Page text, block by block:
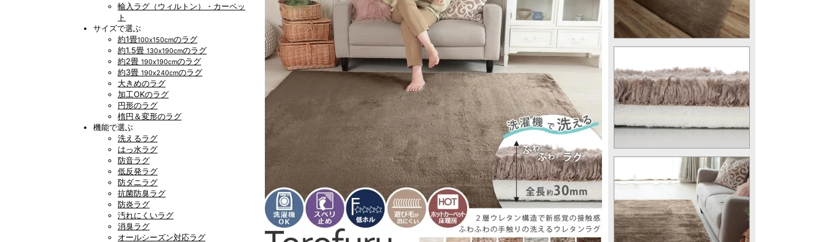
輸入ラグ（ウィルトン）・カーペッ
ト
サイズで選ぶ
約1畳100x150cmのラグ
約1.5畳 130x190cmのラグ
約2畳 190x190cmのラグ
約3畳 190x240cmのラグ
大きめのラグ
加工OKのラグ
円形のラグ
楕円＆変形のラグ
機能で選ぶ
洗えるラグ
はっ水ラグ
防音ラグ
低反発ラグ
防ダニラグ
抗菌防臭ラグ
防炎ラグ
汚れにくいラグ
消臭ラグ
オールシーズン対応ラグ